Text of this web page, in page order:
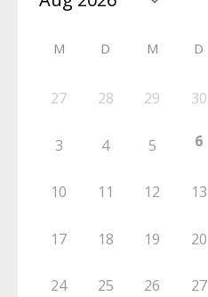
M D M D
27 28 29 30
3 4 5 6
10 11 12 13
17 18 19 20
24 25 26 27